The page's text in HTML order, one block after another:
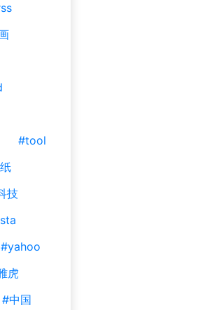
#tool
技
#yahoo
虎
#中国